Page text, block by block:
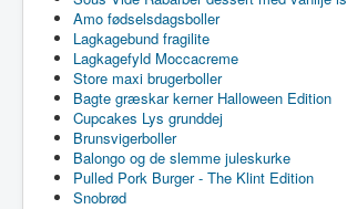
Amo fødselsdagsboller
Lagkagebund fragilite
Lagkagefyld Moccacreme
Store maxi brugerboller
Bagte græskar kerner Halloween Edition
Cupcakes Lys grunddej
Brunsvigerboller
Balongo og de slemme juleskurke
Pulled Pork Burger - The Klint Edition
Snobrød